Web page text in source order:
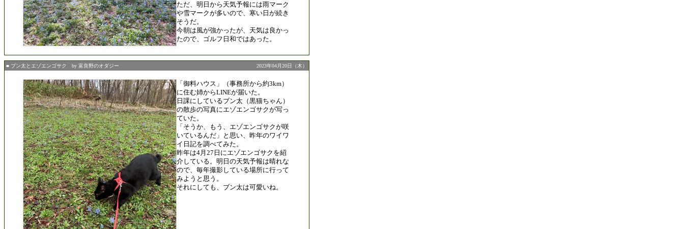
ただ、明日から天気予報には雨マーク
や雪マークが多いので、寒い日が続き
そうだ。
今朝は風が強かったが、天気は良かっ
たので、ゴルフ日和ではあった。
■ ブン太とエゾエンゴサク by 富良野のオダジー 2023年04月20日（木）
「御料ハウス」（事務所から約3km）
に住む姉からLINEが届いた。
日課にしているブン太（黒猫ちゃん）
の散歩の写真にエゾエンゴサクが写っ
ていた。
「そうか、もう、エゾエンゴサクが咲
いているんだ」と思い、昨年のワイワ
イ日記を調べてみた。
昨年は4月27日にエゾエンゴサクを紹
介している。明日の天気予報は晴れな
ので、毎年撮影している場所に行って
みようと思う。
それにしても、ブン太は可愛いね。